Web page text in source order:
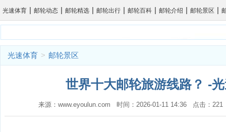
光速体育 | 邮轮动态 | 邮轮精选 | 邮轮出行 | 邮轮百科 | 邮轮介绍 | 邮轮景区 |
光速体育 > 邮轮景区
世界十大邮轮旅游线路？ -
来源：www.eyoulun.com 时间：2026-01-11 14:36 点击：